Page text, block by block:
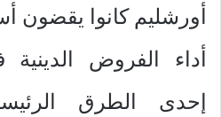
أورشليم كانوا يقضون
أداء الفروض
إحدى الطرق